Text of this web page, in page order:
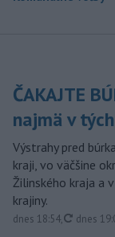
ČAKAJTE
najmä v
Výstrahy pred
kraji, vo väčšine
Žilinského kraja a
krajiny.
dnes 18:54, dnes